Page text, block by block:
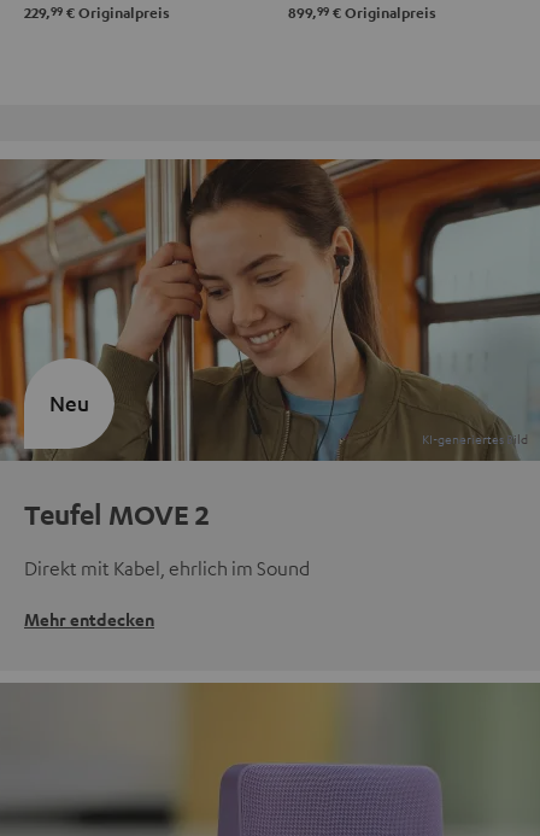
229,99 € Originalpreis 899,99 € Originalpreis
Teufel MOVE 2
Direkt mit Kabel, ehrlich im Sound
Mehr entdecken
Neu